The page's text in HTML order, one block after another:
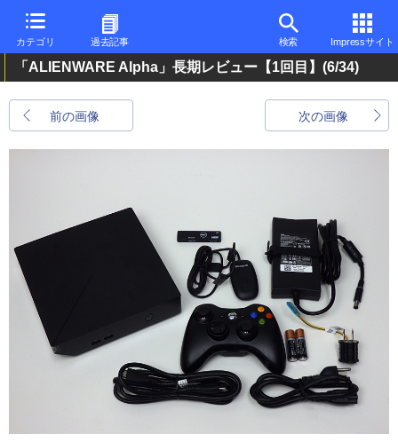
カテゴリ 過去記事 検索 Impressサイト
「ALIENWARE Alpha」長期レビュー【1回目】 (6/34)
前の画像 次の画像